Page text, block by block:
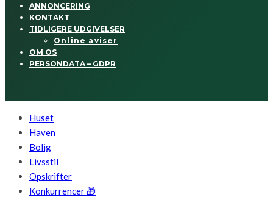
ANNONCERING
KONTAKT
TIDLIGERE UDGIVELSER
Online aviser
OM OS
PERSONDATA – GDPR
Huset
Haven
Bolig
Livsstil
Opskrifter
Konkurrencer 🎁